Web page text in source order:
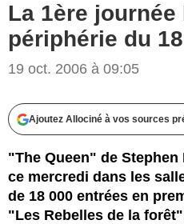
La 1ère journée
périphérie du
19 oct. 2006 à 09:05
Ajoutez Allociné à vos sources
"The Queen" de
ce mercredi dans les
de 18 000 entrées en
"Les Rebelles de la